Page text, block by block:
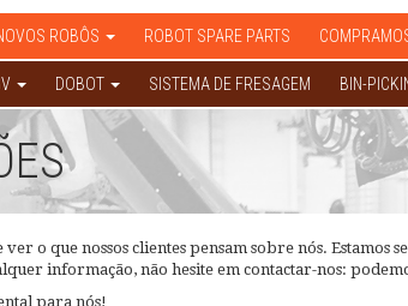
ROBÔS ROBOT SPARE PARTS
DOBOT SISTEMA DE FRESAGEM BIN-
ver o que nossos clientes pensam sobre nós.
informação, não hesite em contactar-nos:
para nós!